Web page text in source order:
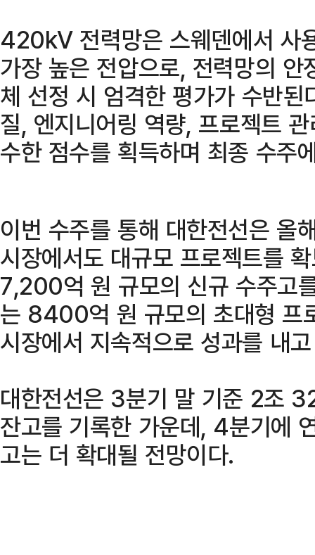
420kV 전력망은 스웨덴에서 사
가장 높은 전압으로, 전력망의
체 선정 시 엄격한 평가가 수반
질, 엔지니어링 역량, 프로젝트
수한 점수를 획득하며 최종 수주
이번 수주를 통해 대한전선은 올
시장에서도 대규모 프로젝트를
7,200억 원 규모의 신규 수주고
는 8400억 원 규모의 초대형 프
시장에서 지속적으로 성과를 내
대한전선은 3분기 말 기준 2조
잔고를 기록한 가운데, 4분기에
고는 더 확대될 전망이다.